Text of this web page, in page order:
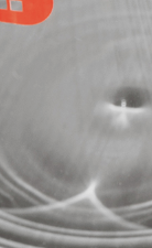
Pala-Base para Pizzas y Tartas Redonda